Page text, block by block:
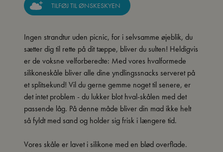
TILFØJ TIL ØNSKESKYEN
Ingen strandtur uden picnic, for i selvsamme øjeblik, du
sætter dig til rette på dit tæppe, bliver du sulten! Heldigvis
er de voksne velforberedte: Med vores hvalformede
silikoneskåle bliver alle dine yndlingssnacks serveret på
et splitsekund! Vil du gerne gemme noget til senere, er
det intet problem - du lukker blot hval-skålen med det
passende låg. På denne måde bliver din mad ikke helt
så fyldt med sand og holder sig frisk i længere tid.
Vores skåle er lavet i silikone med en blød overflade.